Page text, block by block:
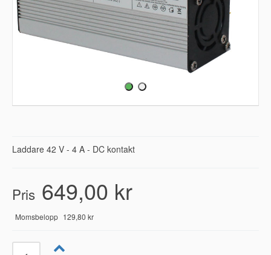
Laddare 42 V - 4 A - DC kontakt
Pris 649,00 kr
Momsbelopp 129,80 kr